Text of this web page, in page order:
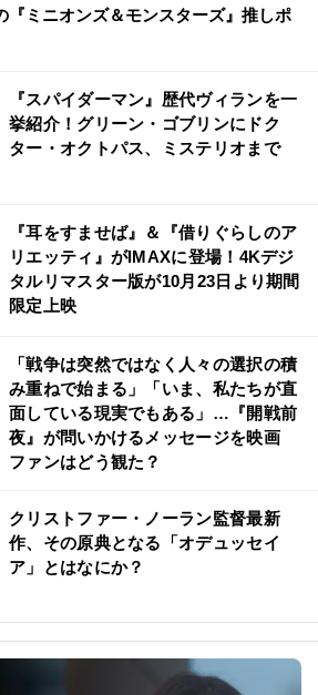
『ミニオンズ＆モンスターズ』推しポ
『スパイダーマン』歴代ヴィランを一
挙紹介！グリーン・ゴブリンにドク
ター・オクトパス、ミステリオまで
『耳をすませば』＆『借りぐらしのア
リエッティ』がIMAXに登場！4Kデジ
タルリマスター版が10月23日より期間
限定上映
「戦争は突然ではなく人々の選択の積
み重ねで始まる」「いま、私たちが直
面している現実でもある」…『開戦前
夜』が問いかけるメッセージを映画
ファンはどう観た？
クリストファー・ノーラン監督最新
作、その原典となる「オデュッセイ
ア」とはなにか？